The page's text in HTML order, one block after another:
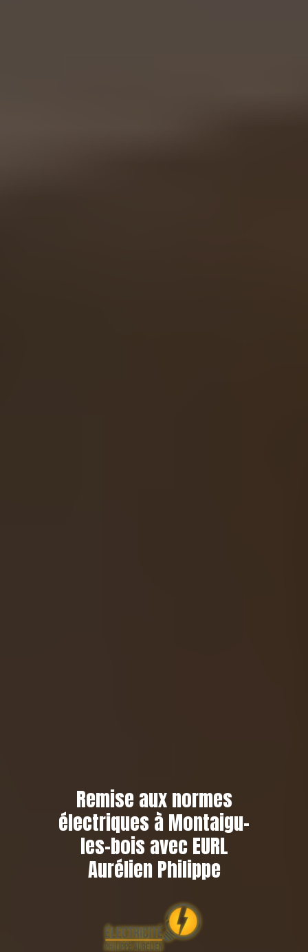
Remise aux normes
électriques à Montaigu-
les-bois avec EURL
Aurélien Philippe